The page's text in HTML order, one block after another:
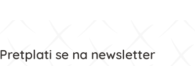
Pretplati se na newsletter